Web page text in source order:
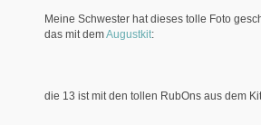
Meine Schwester hat dieses tolle Foto
das mit demAugustkit:
die 13 ist mit den tollen RubOns aus dem